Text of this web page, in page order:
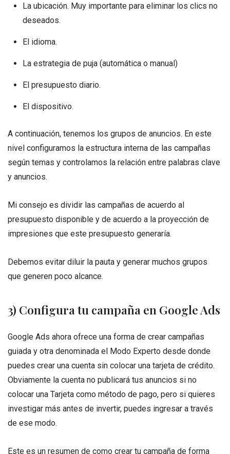
La ubicación. Muy importante para eliminar los clics no
deseados.
El idioma.
La estrategia de puja (automática o manual)
El presupuesto diario.
El dispositivo.
A continuación, tenemos los grupos de anuncios. En este
nivel configuramos la estructura interna de las campañas
según temas y controlamos la relación entre palabras clave
y anuncios.
Mi consejo es dividir las campañas de acuerdo al
presupuesto disponible y de acuerdo a la proyección de
impresiones que este presupuesto generaría.
Debemos evitar diluir la pauta y generar muchos grupos
que generen poco alcance.
3) Configura tu campaña en Google Ads
Google Ads ahora ofrece una forma de crear campañas
guiada y otra denominada el Modo Experto desde donde
puedes crear una cuenta sin colocar una tarjeta de crédito.
Obviamente la cuenta no publicará tus anuncios si no
colocar una Tarjeta como método de pago, pero si quieres
investigar más antes de invertir, puedes ingresar a través
de ese modo.
Este es un resumen de como crear tu campaña de forma